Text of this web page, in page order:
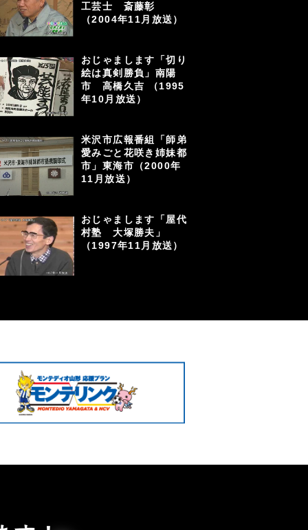
工芸士 斎藤彰
（2004年11月放送）
おじゃまします「切り
絵は真剣勝負」南陽
市 高橋久吉 （1995
年10月放送）
米沢市広報番組「師弟
愛みごと花咲き姉妹都
市」東海市（2000年
11月放送）
おじゃまします「屋代
村塾 大塚勝夫」
（1997年11月放送）